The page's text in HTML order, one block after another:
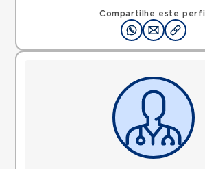
Compartilhe este perfil